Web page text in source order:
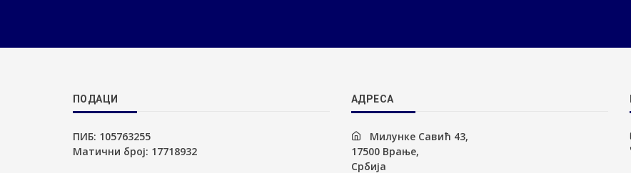
ПОДАЦИ
ПИБ: 105763255
Матични број: 17718932
АДРЕСА
Милунке Савић 43,
17500 Врање,
Србија